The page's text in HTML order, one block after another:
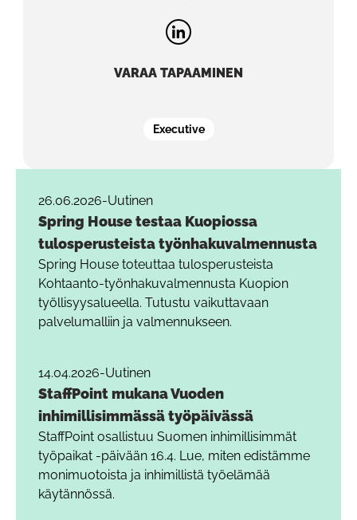
VARAA TAPAAMINEN
Executive
26.06.2026-Uutinen
Spring House testaa Kuopiossa
tulosperusteista työnhakuvalmennusta
Spring House toteuttaa tulosperusteista
Kohtaanto-työnhakuvalmennusta Kuopion
työllisyysalueella. Tutustu vaikuttavaan
palvelumalliin ja valmennukseen.
14.04.2026-Uutinen
StaffPoint mukana Vuoden
inhimillisimmässä työpäivässä
StaffPoint osallistuu Suomen inhimillisimmät
työpaikat -päivään 16.4. Lue, miten edistämme
monimuotoista ja inhimillistä työelämää
käytännössä.